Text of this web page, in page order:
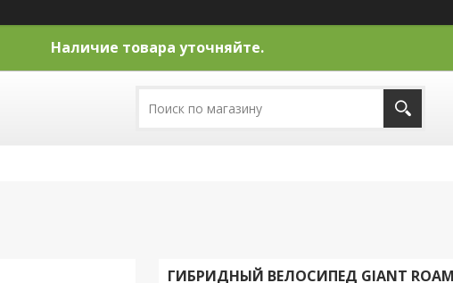
Наличие товара уточняйте.
ГИБРИДНЫЙ ВЕЛОСИПЕД GIANT ROAM